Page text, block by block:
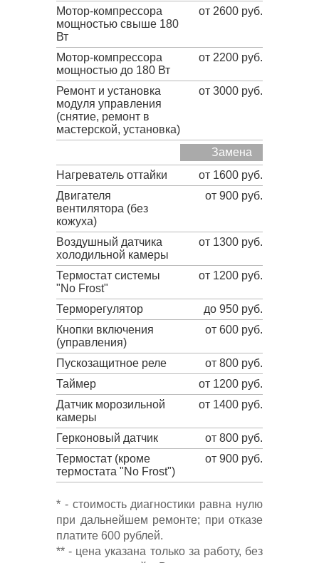
Мотор-компрессора
мощностью свыше 180
Вт
от 2600 руб.
Мотор-компрессора
мощностью до 180 Вт
от 2200 руб.
Ремонт и установка
модуля управления
(снятие, ремонт в
мастерской, установка)
от 3000 руб.
Замена
Нагреватель оттайки
от 1600 руб.
Двигателя
вентилятора (без
кожуха)
от 900 руб.
Воздушный датчика
холодильной камеры
от 1300 руб.
Термостат системы
"No Frost"
от 1200 руб.
Терморегулятор
до 950 руб.
Кнопки включения
(управления)
от 600 руб.
Пускозащитное реле
от 800 руб.
Таймер
от 1200 руб.
Датчик морозильной
камеры
от 1400 руб.
Герконовый датчик
от 800 руб.
Термостат (кроме
термостата "No Frost")
от 900 руб.
* - стоимость диагностики равна нулю
при дальнейшем ремонте; при отказе
платите 600 рублей.
** - цена указана только за работу, без